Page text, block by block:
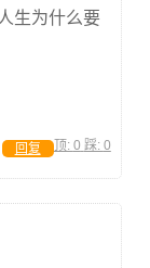
生为什么要
顶: 0 踩: 0
回复